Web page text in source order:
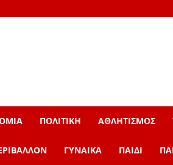
ΠΟΛΙΤΙΚΗ ΑΘΛΗΤΙΣΜΟΣ
ΓΥΝΑΙΚΑ ΠΑΙΔΙ